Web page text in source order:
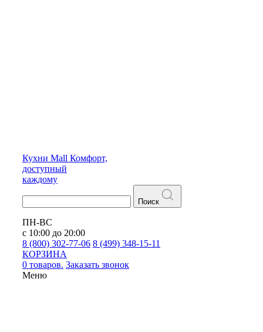
Кухни Mall Комфорт,
доступный
каждому
Поиск
ПН-ВС
с 10:00 до 20:00
8 (800) 302-77-06 8 (499) 348-15-11
КОРЗИНА
0 товаров. Заказать звонок
Меню